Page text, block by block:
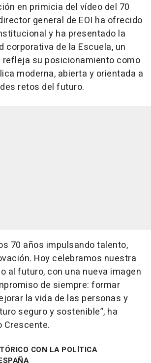
en primicia del vídeo del 70
general de EOI ha ofrecido
y ha presentado la
corporativa de la Escuela, un
refleja su posicionamiento como
moderna, abierta y orientada a
retos del futuro.
70 años impulsando talento,
Hoy celebramos nuestra
al futuro, con una nueva imagen
de siempre: formar
la vida de las personas y
seguro y sostenible”, ha
Crescente.
CON LA POLÍTICA